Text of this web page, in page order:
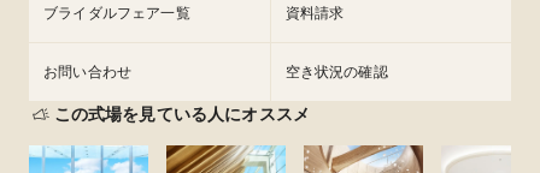
ブライダルフェア一覧 資料請求
お問い合わせ 空き状況の確認
この式場を見ている人にオススメ